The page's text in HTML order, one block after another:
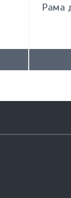
Рама